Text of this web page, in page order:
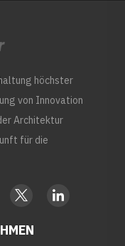
höchster
von Innovation
Architektur
für die